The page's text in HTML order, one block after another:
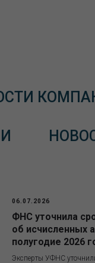
06.07.2026
ФНС уточнила
об исчисленных
полугодие 2026
Эксперты УФНС